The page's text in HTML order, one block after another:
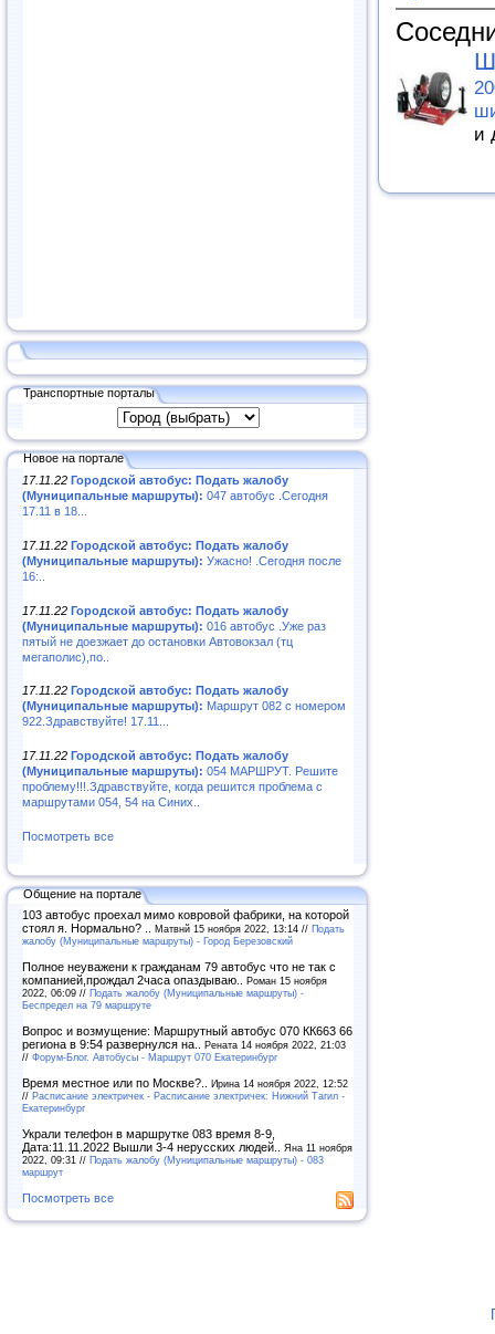
Транспортные порталы
Новое на портале
17.11.22 Городской автобус: Подать жалобу
(Муниципальные маршруты): 047 автобус .Сегодня
17.11 в 18...
17.11.22 Городской автобус: Подать жалобу
(Муниципальные маршруты): Ужасно! .Сегодня после
16:..
17.11.22 Городской автобус: Подать жалобу
(Муниципальные маршруты): 016 автобус .Уже раз
пятый не доезжает до остановки Автовокзал (тц
мегаполис),по..
17.11.22 Городской автобус: Подать жалобу
(Муниципальные маршруты): Маршрут 082 с номером
922.Здравствуйте! 17.11...
17.11.22 Городской автобус: Подать жалобу
(Муниципальные маршруты): 054 МАРШРУТ. Решите
проблему!!!.Здравствуйте, когда решится проблема с
маршрутами 054, 54 на Синих..
Посмотреть все
Общение на портале
103 автобус проехал мимо ковровой фабрики, на которой
стоял я. Нормально? .. Матвнй 15 ноября 2022, 13:14 // Подать
жалобу (Муниципальные маршруты) - Город Березовский
Полное неуважени к гражданам 79 автобус что не так с
компанией,прождал 2часа опаздываю.. Роман 15 ноября
2022, 06:09 // Подать жалобу (Муниципальные маршруты) -
Беспредел на 79 маршруте
Вопрос и возмущение: Маршрутный автобус 070 КК663 66
региона в 9:54 развернулся на.. Рената 14 ноября 2022, 21:03
// Форум-Блог. Автобусы - Маршрут 070 Екатеринбург
Время местное или по Москве?.. Ирина 14 ноября 2022, 12:52
// Расписание электричек - Расписание электричек: Нижний Тагил -
Екатеринбург
Украли телефон в маршрутке 083 время 8-9,
Дата:11.11.2022 Вышли 3-4 нерусских людей.. Яна 11 ноября
2022, 09:31 // Подать жалобу (Муниципальные маршруты) - 083
маршрут
Посмотреть все
и